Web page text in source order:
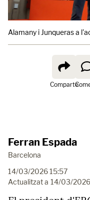
Alamany i Junqueras a
Comparte
Ferran Espada
Barcelona
14/03/2026 15:57
Actualitzat a 14/03/